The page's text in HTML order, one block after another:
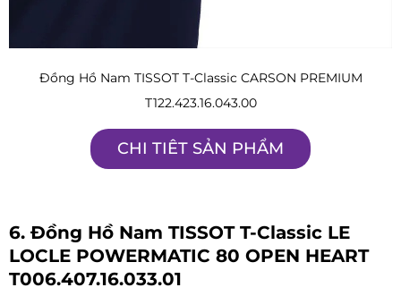
Đồng Hồ Nam TISSOT T-Classic CARSON PREMIUM
T122.423.16.043.00
CHI TIÊT SẢN PHẨM
6. Đồng Hồ Nam TISSOT T-Classic LE
LOCLE POWERMATIC 80 OPEN HEART
T006.407.16.033.01